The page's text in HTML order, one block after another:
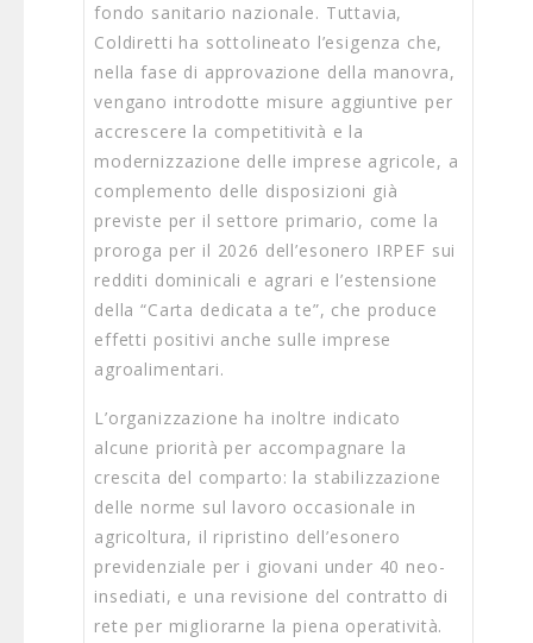
fondo sanitario nazionale. Tuttavia,
Coldiretti ha sottolineato l’esigenza che,
nella fase di approvazione della manovra,
vengano introdotte misure aggiuntive per
accrescere la competitività e la
modernizzazione delle imprese agricole, a
complemento delle disposizioni già
previste per il settore primario, come la
proroga per il 2026 dell’esonero IRPEF sui
redditi dominicali e agrari e l’estensione
della “Carta dedicata a te”, che produce
effetti positivi anche sulle imprese
agroalimentari.
L’organizzazione ha inoltre indicato
alcune priorità per accompagnare la
crescita del comparto: la stabilizzazione
delle norme sul lavoro occasionale in
agricoltura, il ripristino dell’esonero
previdenziale per i giovani under 40 neo-
insediati, e una revisione del contratto di
rete per migliorarne la piena operatività.